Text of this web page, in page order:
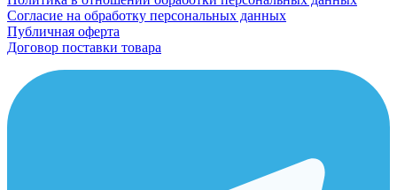
Согласие на обработку персональных данных
Публичная оферта
Договор поставки товара